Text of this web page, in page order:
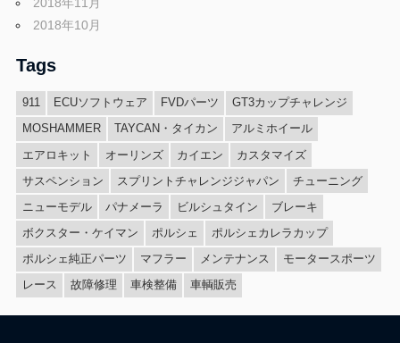
2018年10月
Tags
911 ECUソフトウェア FVDパーツ
GT3カップチャレンジ
MOSHAMMER
TAYCAN・タイカン
アルミホイール
エアロキット
オーリンズ カイエン
カスタマイズ
サスペンション
スプリントチャレンジジャパン
チューニング
ニューモデル
パナメーラ ビルシュタイン
ブレーキ
ボクスター・ケイマン
ポルシェ
ポルシェカレラカップ
ポルシェ純正パーツ
マフラー メンテナンス
モータースポーツ
レース
故障修理 車検整備 車輌販売